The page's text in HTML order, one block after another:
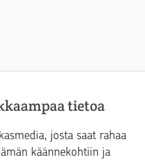
tietoa
josta saat rahaa
käännekohtiin ja